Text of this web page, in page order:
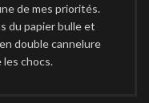
de mes priorités.
du papier bulle et
double cannelure
chocs.